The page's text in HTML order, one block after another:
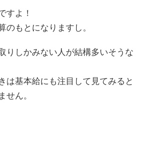
すよ！
のもとになりますし。
りしかみない人が結構多いそうな
は基本給にも注目して見てみると
せん。